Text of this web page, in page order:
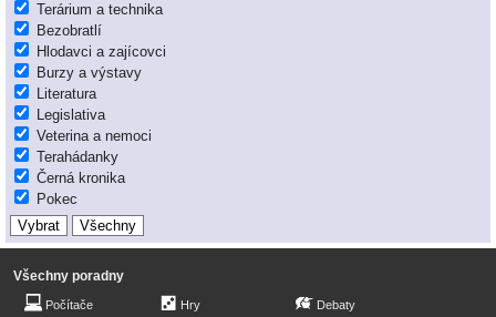
Terárium a technika
Bezobratlí
Hlodavci a zajícovci
Burzy a výstavy
Literatura
Legislativa
Veterina a nemoci
Terahádanky
Černá kronika
Pokec
Všechny poradny
Počítače Hry Debaty